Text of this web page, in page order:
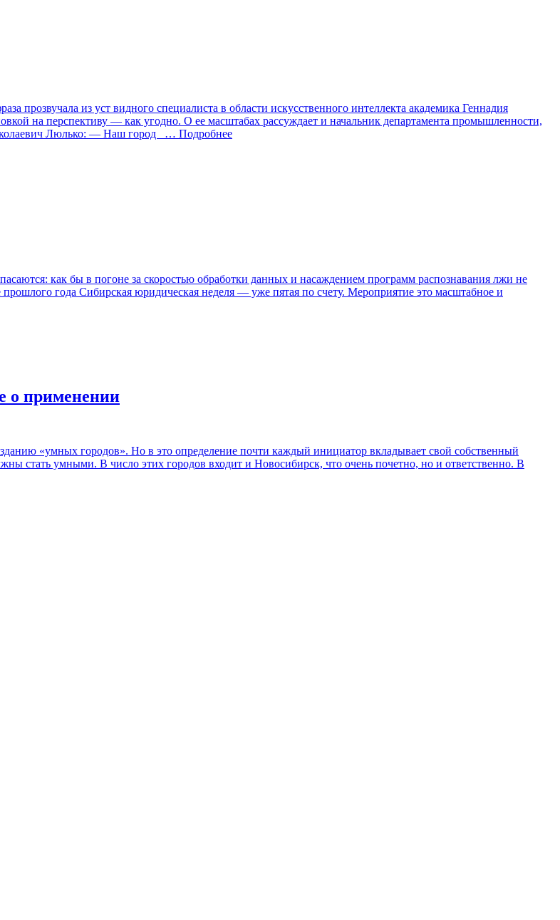
прозвучала из уст видного специалиста в области искусственного интеллекта академика Геннадия
на перспективу — как угодно. О ее масштабах рассуждает и начальник департамента промышленности,
Люлько: — Наш город
… Подробнее
как бы в погоне за скоростью обработки данных и насаждением программ распознавания лжи не
года Сибирская юридическая неделя — уже пятая по счету. Мероприятие это масштабное и
о применении
«умных городов». Но в это определение почти каждый инициатор вкладывает свой собственный
стать умными. В число этих городов входит и Новосибирск, что очень почетно, но и ответственно. В